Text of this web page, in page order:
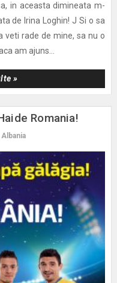
in aceasta dimineata m-
de Irina Loghin! J Si o sa
veti rade de mine, sa nu o
am ajuns...
»
Romania!
Albania